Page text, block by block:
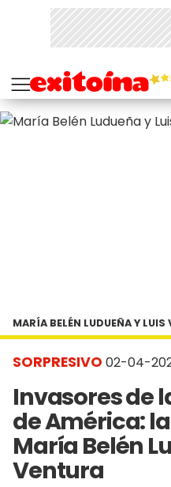
SORPRESIVO 02-04-
Invasores de
de América:
María Belén
Ventura
MARÍA BELÉN LUDUEÑA Y LUIS